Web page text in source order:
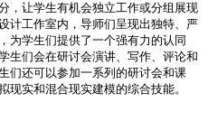
，让学生有机会独立工作或分组展现
计工作室内，导师们呈现出独特、严
为学生们提供了一个强有力的认同
生们会在研讨会演讲、写作、评论和
们还可以参加一系列的研讨会和课
现实和混合现实建模的综合技能。